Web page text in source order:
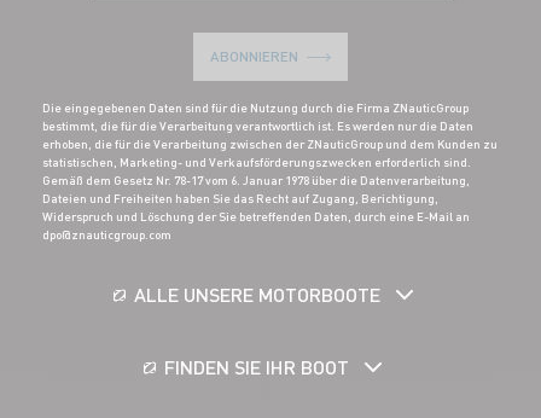
ABONNIEREN
Die eingegebenen Daten sind für die Nutzung durch die Firma ZNauticGroup
bestimmt, die für die Verarbeitung verantwortlich ist. Es werden nur die Daten
erhoben, die für die Verarbeitung zwischen der ZNauticGroup und dem Kunden zu
statistischen, Marketing- und Verkaufsförderungszwecken erforderlich sind.
Gemäß dem Gesetz Nr. 78-17 vom 6. Januar 1978 über die Datenverarbeitung,
Dateien und Freiheiten haben Sie das Recht auf Zugang, Berichtigung,
Widerspruch und Löschung der Sie betreffenden Daten, durch eine E-Mail an
dpo@znauticgroup.com
ALLE UNSERE MOTORBOOTE
FINDEN SIE IHR BOOT